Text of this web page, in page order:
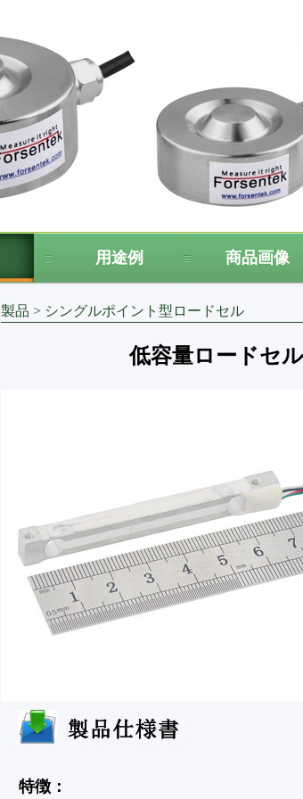
用途例 商品画像
製品 > シングルポイント型ロードセル
低容量ロードセ
特徴：